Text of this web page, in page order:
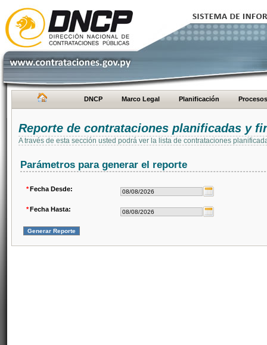
DNCP Marco Legal Planificación Procesos
Reporte de contrataciones planificadas y
A través de esta sección usted podrá ver la lista de contrataciones
Parámetros para generar el reporte
*Fecha Desde:
*Fecha Hasta: